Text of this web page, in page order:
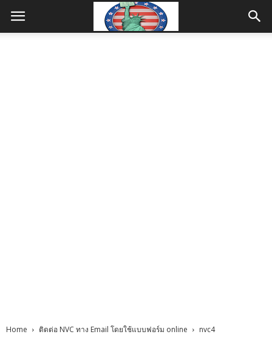
Home ติดต่อ NVC ทาง Email โดยใช้แบบฟอร์ม online nvc4